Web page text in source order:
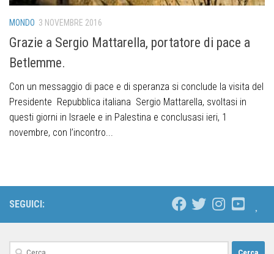
MONDO 3 NOVEMBRE 2016
Grazie a Sergio Mattarella, portatore di pace a
Betlemme.
Con un messaggio di pace e di speranza si conclude la visita del
Presidente Repubblica italiana Sergio Mattarella, svoltasi in
questi giorni in Israele e in Palestina e conclusasi ieri, 1
novembre, con l’incontro...
SEGUICI: